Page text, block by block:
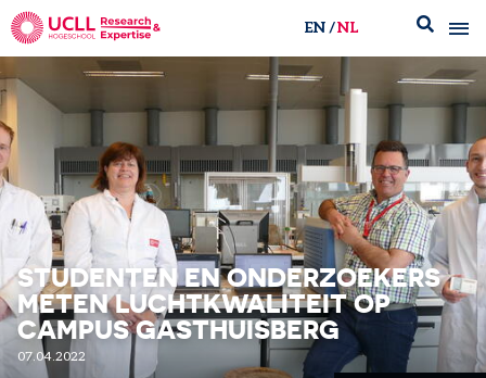
UCLL Research & Expertise
EN NL
STUDENTEN EN ONDERZOEKERS
METEN LUCHTKWALITEIT OP
CAMPUS GASTHUISBERG
07.04.2022